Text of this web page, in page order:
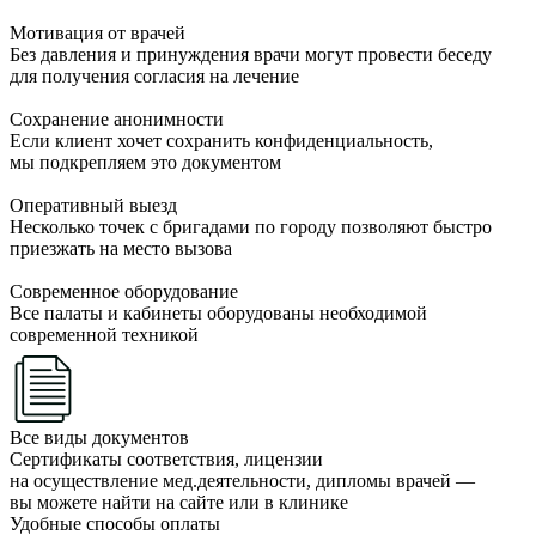
Мотивация от врачей
Без давления и принуждения врачи могут провести беседу
для получения согласия на лечение
Сохранение анонимности
Если клиент хочет сохранить конфиденциальность,
мы подкрепляем это документом
Оперативный выезд
Несколько точек с бригадами по городу позволяют быстро
приезжать на место вызова
Современное оборудование
Все палаты и кабинеты оборудованы необходимой
современной техникой
Все виды документов
Сертификаты соответствия, лицензии
на осуществление мед.деятельности, дипломы врачей —
вы можете найти на сайте или в клинике
Удобные способы оплаты